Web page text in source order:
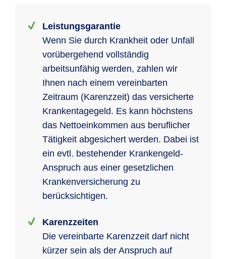
Leistungsgarantie
Wenn Sie durch Krankheit oder Unfall
vorübergehend vollständig
arbeitsunfähig werden, zahlen wir
Ihnen nach einem vereinbarten
Zeitraum (Karenzzeit) das versicherte
Krankentagegeld. Es kann höchstens
das Nettoeinkommen aus beruflicher
Tätigkeit abgesichert werden. Dabei ist
ein evtl. bestehender Krankengeld-
Anspruch aus einer gesetzlichen
Krankenversicherung zu
berücksichtigen.
Karenzzeiten
Die vereinbarte Karenzzeit darf nicht
kürzer sein als der Anspruch auf